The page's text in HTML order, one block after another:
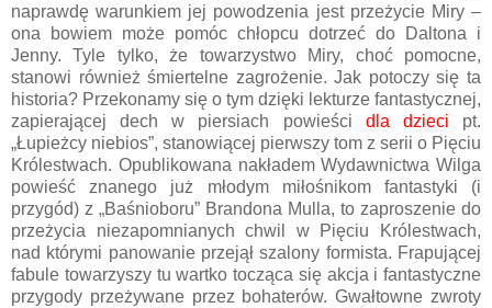
naprawdę warunkiem jej powodzenia jest przeżycie Miry –
ona bowiem może pomóc chłopcu dotrzeć do Daltona i
Jenny. Tyle tylko, że towarzystwo Miry, choć pomocne,
stanowi również śmiertelne zagrożenie. Jak potoczy się ta
historia? Przekonamy się o tym dzięki lekturze fantastycznej,
zapierającej dech w piersiach powieści dla dzieci pt.
„Łupieżcy niebios”, stanowiącej pierwszy tom z serii o Pięciu
Królestwach. Opublikowana nakładem Wydawnictwa Wilga
powieść znanego już młodym miłośnikom fantastyki (i
przygód) z „Baśnioboru” Brandona Mulla, to zaproszenie do
przeżycia niezapomnianych chwil w Pięciu Królestwach,
nad którymi panowanie przejął szalony formista. Frapującej
fabule towarzyszy tu wartko tocząca się akcja i fantastyczne
przygody przeżywane przez bohaterów. Gwałtowne zwroty